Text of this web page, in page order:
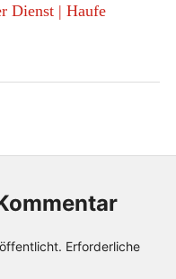
Dienst | Haufe
Erforderliche